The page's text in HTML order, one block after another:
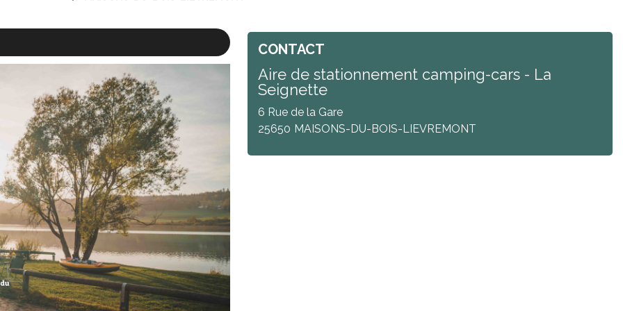
CONTACT
Aire de stationnement camping-cars - La
Seignette
6 Rue de la Gare
25650 MAISONS-DU-BOIS-LIEVREMONT